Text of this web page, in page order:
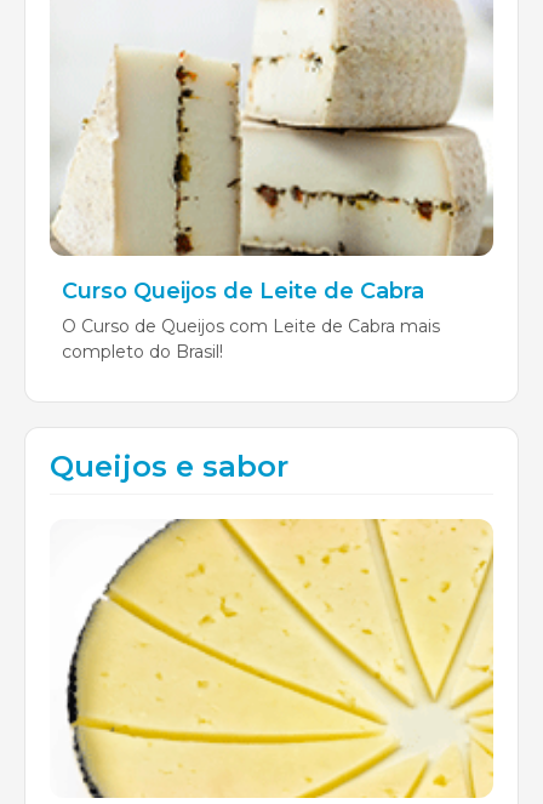
Curso Queijos de Leite de Cabra
O Curso de Queijos com Leite de Cabra mais
completo do Brasil!
Queijos e sabor